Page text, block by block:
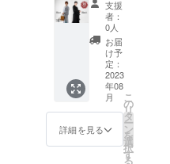
L ＝＝
＝＝＝
＝＝＝
＝＝＝
＝＝＝
＝＝＝
後にリ
ターン
が追加
された
場合は
生地の
生産期
間が必
要な
為、お
届けが8
ブルー
グレ
イ、ブ
ルーグ
レイ ・
7月〜8
月発送
予定 ・
1stロッ
ト生産
着セッ
ト (ブ
ルーグ
レイ&ブ
ラック)
・1着あ
たり定
110,000
円
→88,00
0円 + 送
支援
者：
0人
お届
け予
定：
2023
年08
月
詳細を見る
こ
の
リ
タ
ー
ン
を
選
択
す
る